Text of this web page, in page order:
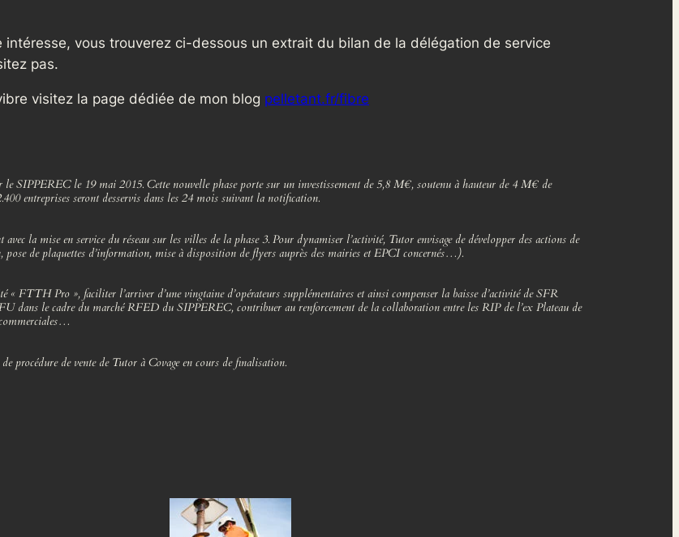
vous trouverez ci-dessous un extrait du bilan de la délégation de service
pas.
visitez la page dédiée de mon blog pelletant.fr/fibre
le SIPPEREC le 19 mai 2015. Cette nouvelle phase porte sur un investissement de 5,8 M€, soutenu à hauteur de 4 M€ de
entreprises seront desservis dans les 24 mois suivant la notification.
la mise en service du réseau sur les villes de la phase 3. Pour dynamiser l’activité, Tutor envisage de développer des actions de
de plaquettes d’information, mise à disposition de flyers auprès des mairies et EPCI concernés…).
FTTH Pro », faciliter l’arriver d’une vingtaine d’opérateurs supplémentaires et ainsi compenser la baisse d’activité de SFR
dans le cadre du marché RFED du SIPPEREC, contribuer au renforcement de la collaboration entre les RIP de l’ex Plateau de
procédure de vente de Tutor à Covage en cours de finalisation.